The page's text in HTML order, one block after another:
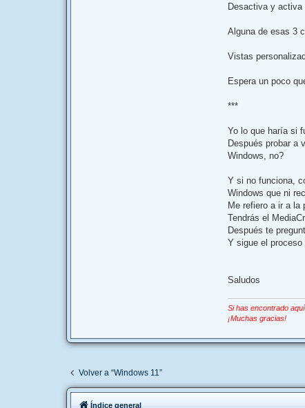
Desactiva y activa
Alguna de esas 3
Vistas
Espera un poco
***
Yo lo que haría si
Después probar a
Windows, no?
Y si no funciona,
Windows que ni
Me refiero a ir a la
Tendrás el
Después te
Y sigue el proceso
Saludos
Si has encontrado
¡Muchas gracias!
Volver a “Windows 11”
Índice general